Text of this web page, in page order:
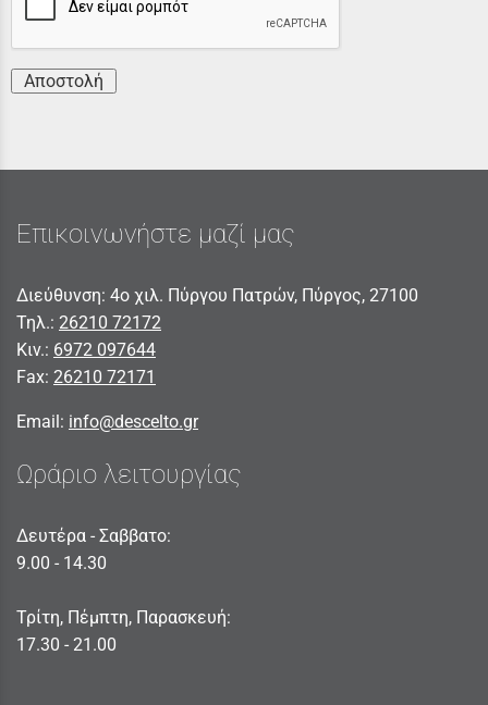
Αποστολή
Επικοινωνήστε μαζί μας
Διεύθυνση: 4ο χιλ. Πύργου Πατρών, Πύργος, 27100
Τηλ.: 26210 72172
Κιν.: 6972 097644
Fax: 26210 72171
Email: info@descelto.gr
Ωράριο λειτουργίας
Δευτέρα - Σαββατο:
9.00 - 14.30
Τρίτη, Πέμπτη, Παρασκευή:
17.30 - 21.00